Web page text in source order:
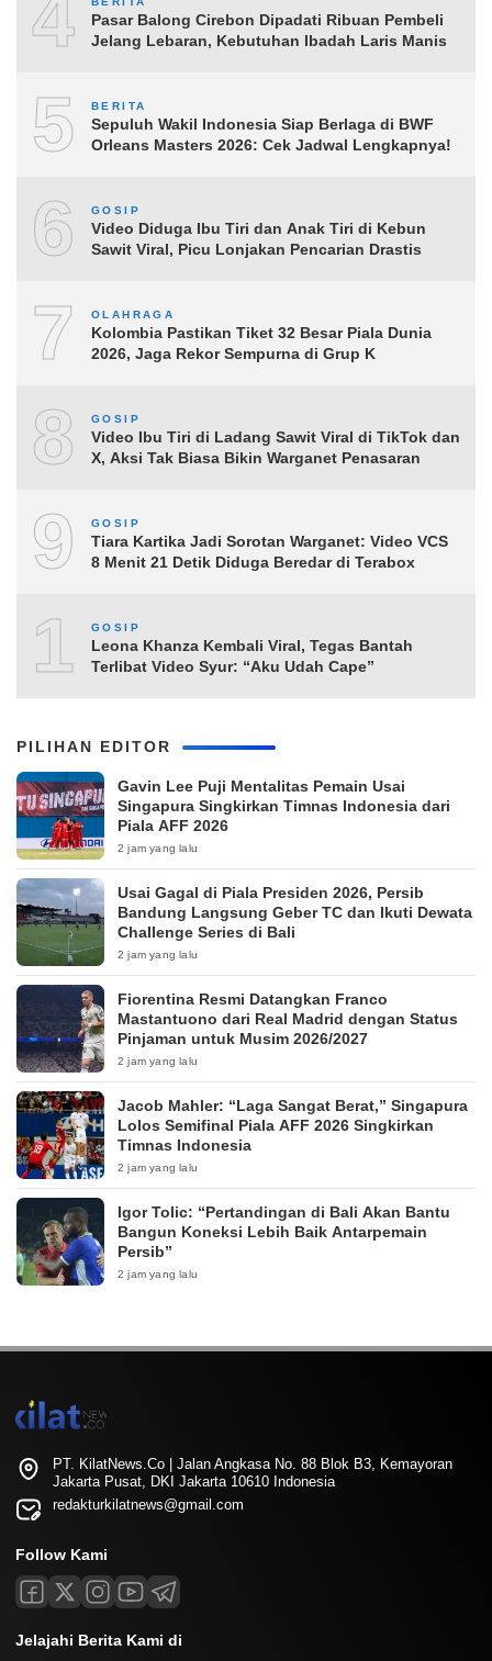
4
Pasar Balong Cirebon Dipadati Ribuan Pembeli
Jelang Lebaran, Kebutuhan Ibadah Laris Manis
5 BERITA
Sepuluh Wakil Indonesia Siap Berlaga di BWF
Orleans Masters 2026: Cek Jadwal Lengkapnya!
6 GOSIP
Video Diduga Ibu Tiri dan Anak Tiri di Kebun
Sawit Viral, Picu Lonjakan Pencarian Drastis
7 OLAHRAGA
Kolombia Pastikan Tiket 32 Besar Piala Dunia
2026, Jaga Rekor Sempurna di Grup K
8 GOSIP
Video Ibu Tiri di Ladang Sawit Viral di TikTok dan
X, Aksi Tak Biasa Bikin Warganet Penasaran
9 GOSIP
Tiara Kartika Jadi Sorotan Warganet: Video VCS
8 Menit 21 Detik Diduga Beredar di Terabox
10
GOSIP
Leona Khanza Kembali Viral, Tegas Bantah
Terlibat Video Syur: “Aku Udah Cape”
PILIHAN EDITOR
Gavin Lee Puji Mentalitas Pemain Usai
Singapura Singkirkan Timnas Indonesia dari
Piala AFF 2026
2 jam yang lalu
Usai Gagal di Piala Presiden 2026, Persib
Bandung Langsung Geber TC dan Ikuti Dewata
Challenge Series di Bali
2 jam yang lalu
Fiorentina Resmi Datangkan Franco
Mastantuono dari Real Madrid dengan Status
Pinjaman untuk Musim 2026/2027
2 jam yang lalu
Jacob Mahler: “Laga Sangat Berat,” Singapura
Lolos Semifinal Piala AFF 2026 Singkirkan
Timnas Indonesia
2 jam yang lalu
Igor Tolic: “Pertandingan di Bali Akan Bantu
Bangun Koneksi Lebih Baik Antarpemain
Persib”
2 jam yang lalu
PT. KilatNews.Co | Jalan Angkasa No. 88 Blok B3, Kemayoran
Jakarta Pusat, DKI Jakarta 10610 Indonesia
redakturkilatnews@gmail.com
Follow Kami
Jelajahi Berita Kami di